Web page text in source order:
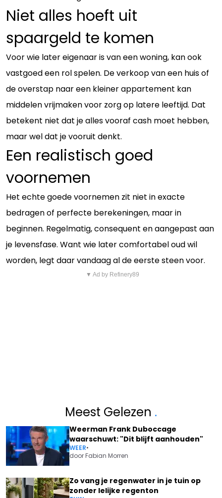
Niet alles hoeft uit
spaargeld te komen
Voor wie later eigenaar is van een woning, kan ook
vastgoed een rol spelen. De verkoop van een huis of
de overstap naar een kleiner appartement kan
middelen vrijmaken voor zorg op latere leeftijd. Dat
betekent niet dat je alles vooraf cash moet hebben,
maar wel dat je vooruit denkt.
Een realistisch goed
voornemen
Het echte goede voornemen zit niet in exacte
bedragen of perfecte berekeningen, maar in
beginnen. Regelmatig, consequent en aangepast aan
je levensfase. Want wie later comfortabel oud wil
worden, legt daar vandaag al de eerste steen voor.
▼ Ad by Refinery89
Meest Gelezen .
Weerman Frank Duboccage
waarschuwt: "Dit blijft aanhouden"
WEER•
doorFabian Morren
Zo vang je regenwater in je tuin op
zonder lelijke regenton